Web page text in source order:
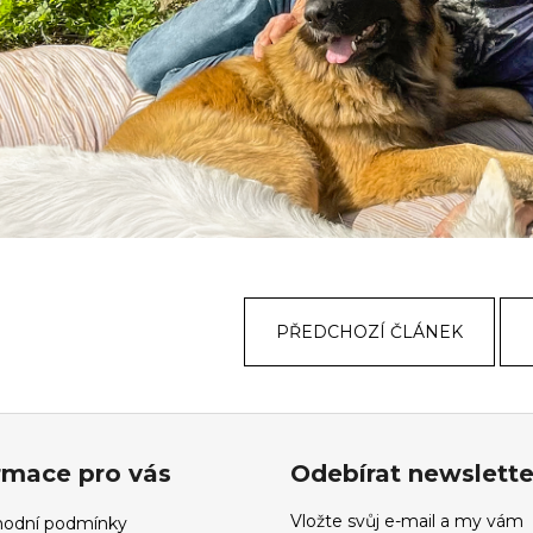
PŘEDCHOZÍ ČLÁNEK
pro vás
podmínky
Odebírat
Vložte svůj e-mail a my vám